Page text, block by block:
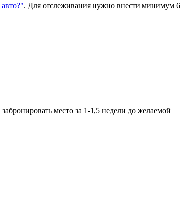
. Для отслеживания нужно внести минимум 6
место за 1-1,5 недели до желаемой